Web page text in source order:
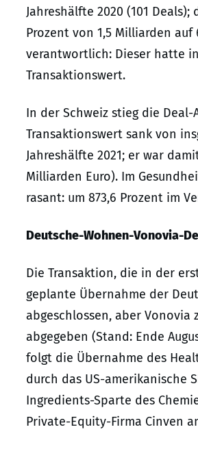
Jahreshälfte 2020 (101
Prozent von 1,5 Milliarden
verantwortlich: Dieser hatte
Transaktionswert.
In der Schweiz stieg die Deal-
Transaktionswert sank von
Jahreshälfte 2021; er war
Milliarden Euro). Im
rasant: um 873,6 Prozent im
Deutsche-Wohnen-Vonovia-
Die Transaktion, die in der
geplante Übernahme der
abgeschlossen, aber
abgegeben (Stand: Ende
folgt die Übernahme des
durch das US-amerikanische
Ingredients-Sparte des
Private-Equity-Firma Cinven